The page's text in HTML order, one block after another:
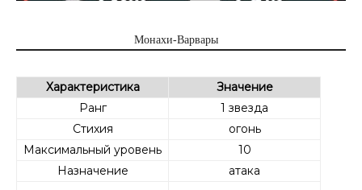
Монахи-Варвары
Характеристика
Значение
Ранг
1 звезда
Стихия
огонь
Максимальный уровень
10
Назначение
атака